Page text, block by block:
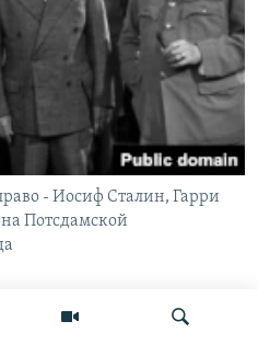
- Иосиф Сталин, Гарри
Потсдамской
объявленную японским